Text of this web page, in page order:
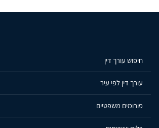
חיפוש עורך דין
עורך דין לפי עיר
פורומים משפטיים